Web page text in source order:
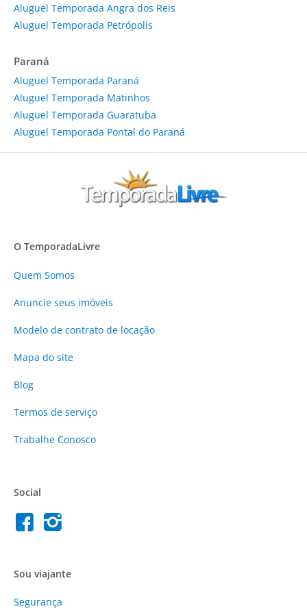
Aluguel Temporada Angra dos Reis
Aluguel Temporada Petrópolis
Paraná
Aluguel Temporada Paraná
Aluguel Temporada Matinhos
Aluguel Temporada Guaratuba
Aluguel Temporada Pontal do Paraná
O TemporadaLivre
Quem Somos
Anuncie seus imóveis
Modelo de contrato de locação
Mapa do site
Blog
Termos de serviço
Trabalhe Conosco
Social
Sou viajante
Segurança